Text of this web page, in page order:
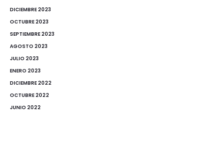
DICIEMBRE 2023
OCTUBRE 2023
SEPTIEMBRE 2023
AGOSTO 2023
JULIO 2023
ENERO 2023
DICIEMBRE 2022
OCTUBRE 2022
JUNIO 2022